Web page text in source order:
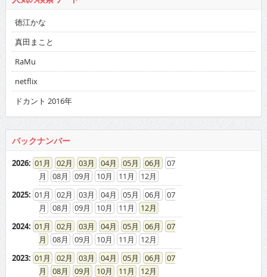
徳江かな
真田まこと
RaMu
netflix
ドカント 2016年
バックナンバー
2026: 01 02 03 04 05 06
07
08
09 10 11
12
2025: 01 02 03 04 05 06
07
08
09 10 11
12
2024: 01 02 03 04 05 06
07
08
09 10 11
12
2023: 01 02 03 04 05 06
07
08
09 10 11
12